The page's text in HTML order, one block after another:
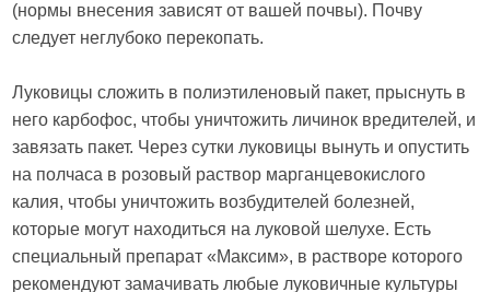
(нормы внесения зависят от вашей почвы). Почву
следует неглубоко перекопать.
Луковицы сложить в полиэтиленовый пакет, прыснуть в
него карбофос, чтобы уничтожить личинок вредителей, и
завязать пакет. Через сутки луковицы вынуть и опустить
на полчаса в розовый раствор марганцевокислого
калия, чтобы уничтожить возбудителей болезней,
которые могут находиться на луковой шелухе. Есть
специальный препарат «Максим», в растворе которого
рекомендуют замачивать любые луковичные культуры